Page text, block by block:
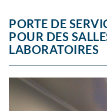
PORTE DE
POUR DES
LABORATOIRES